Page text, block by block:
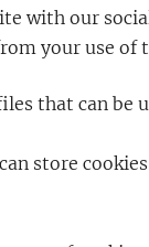
with our
your use of
that can be
store